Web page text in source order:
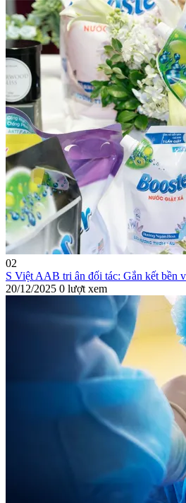
02
S Việt AAB tri ân đối tác: Gắn kết bền
20/12/2025 0 lượt xem